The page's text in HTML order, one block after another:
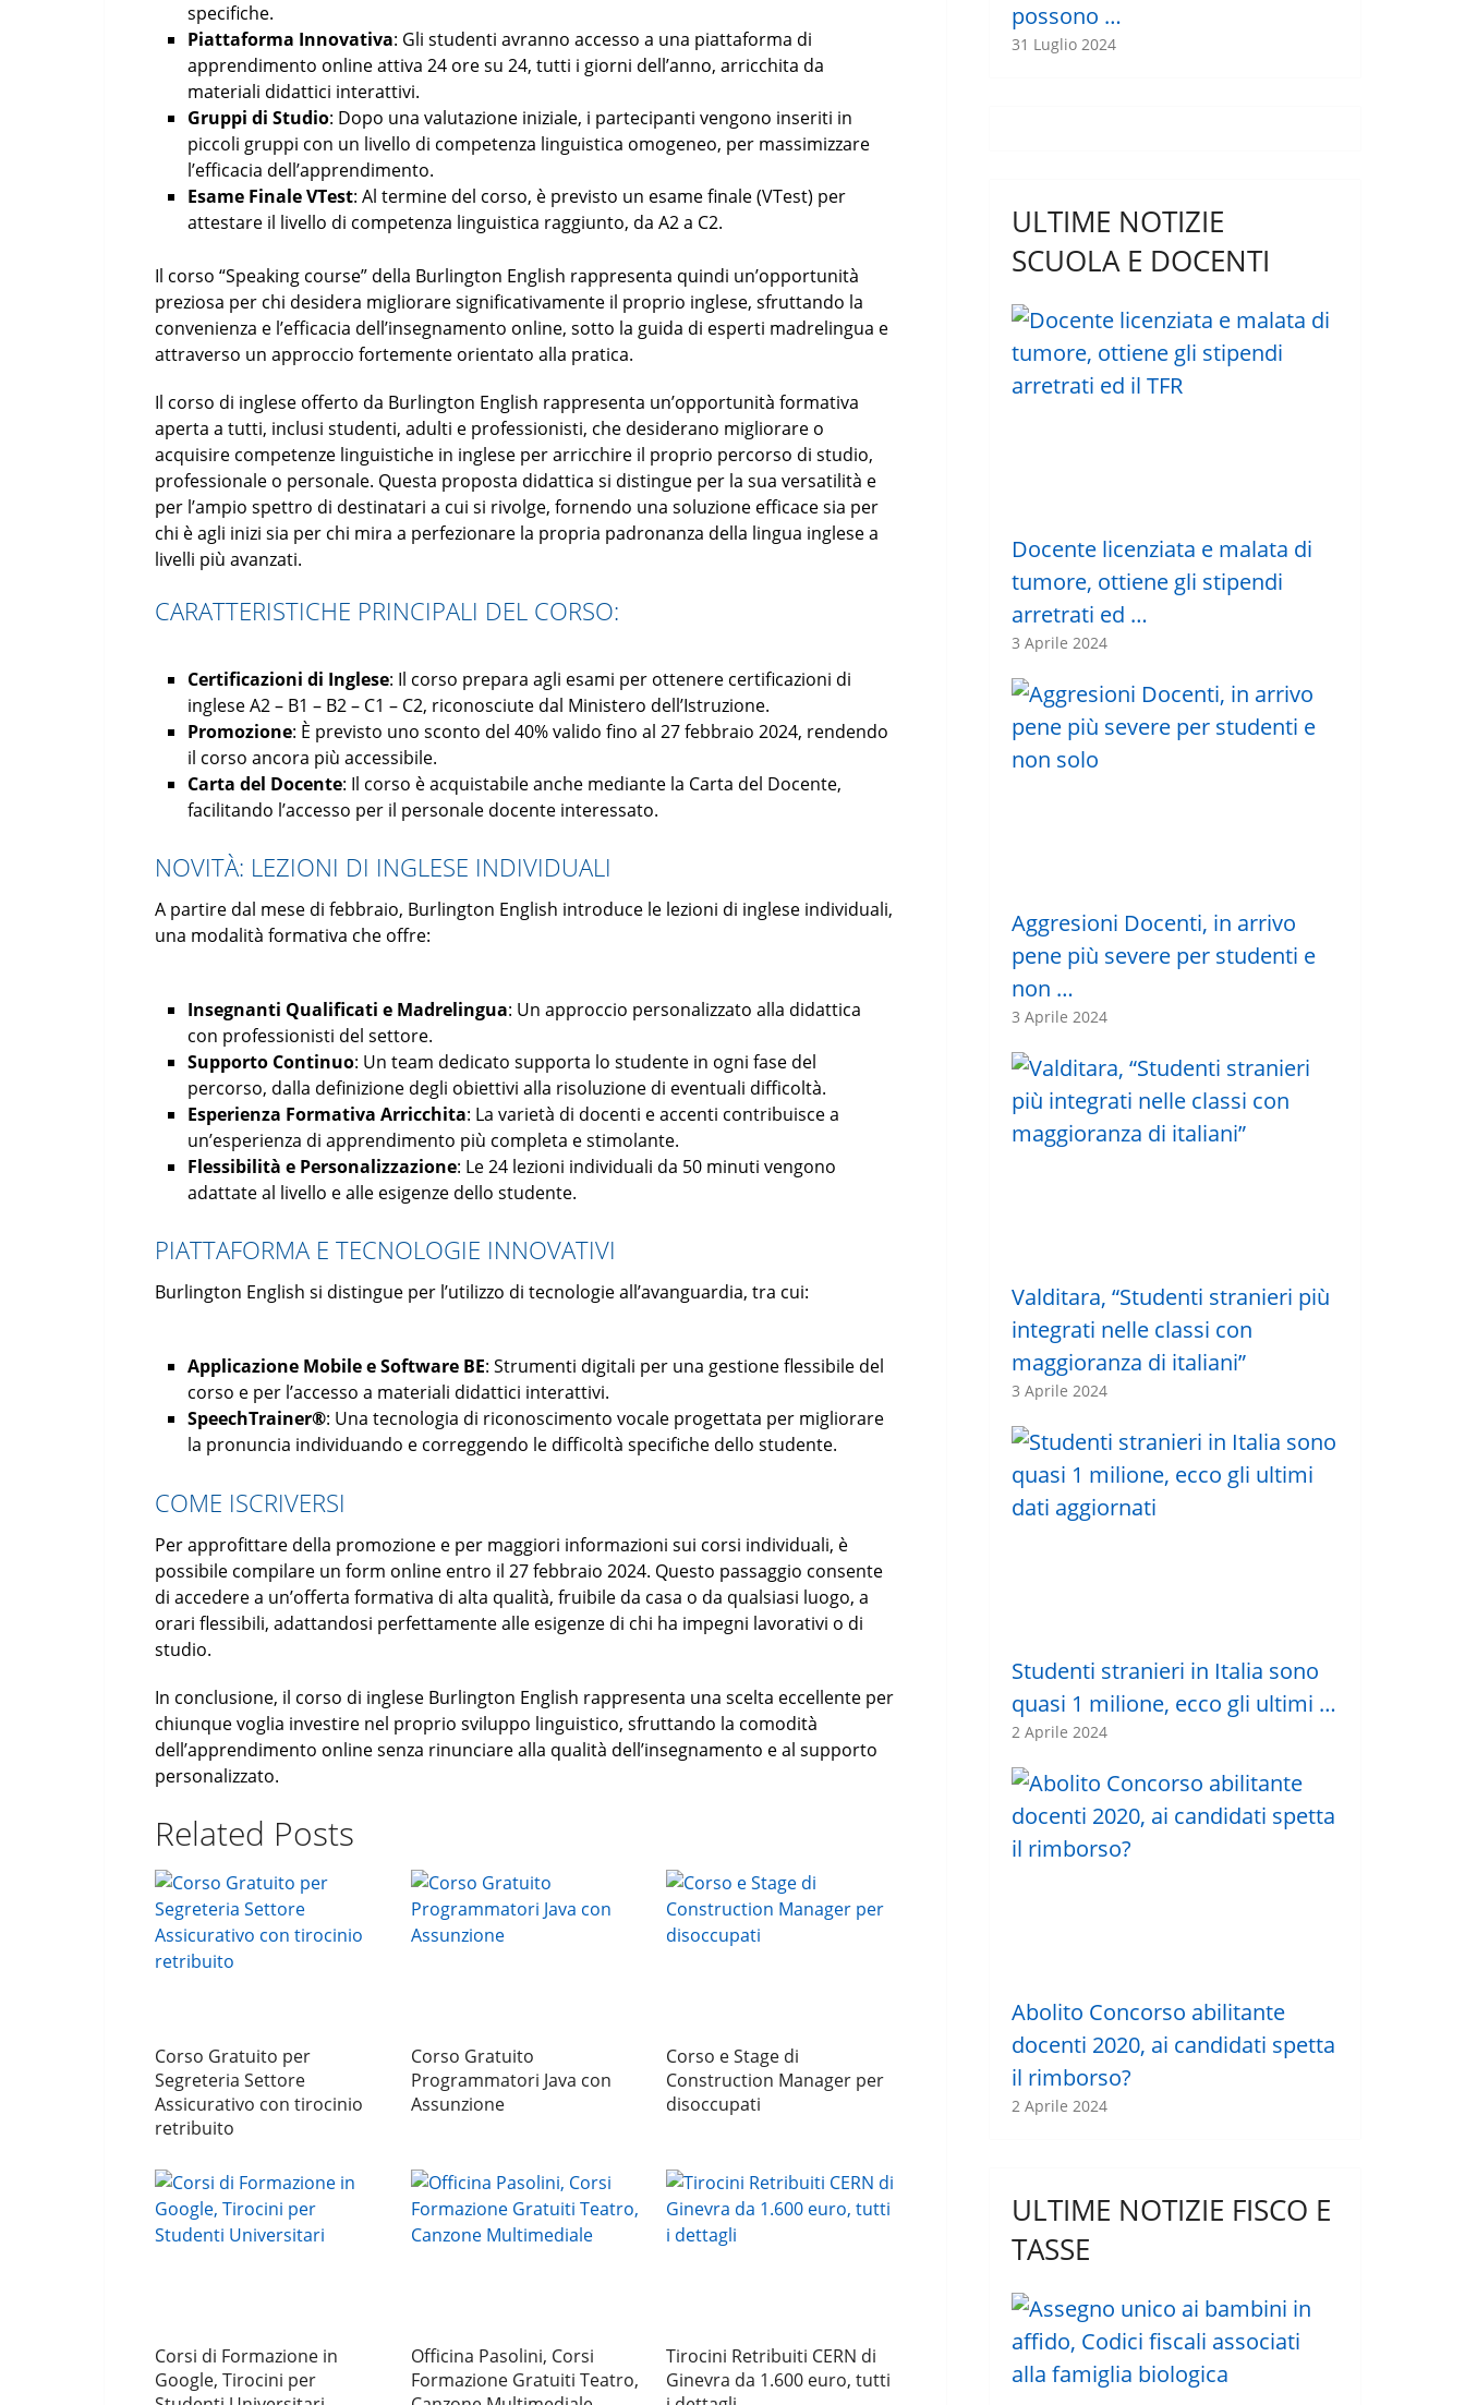
specifiche.
Piattaforma Innovativa: Gli studenti avranno accesso a una piattaforma di
apprendimento online attiva 24 ore su 24, tutti i giorni dell’anno, arricchita da
materiali didattici interattivi.
Gruppi di Studio: Dopo una valutazione iniziale, i partecipanti vengono inseriti in
piccoli gruppi con un livello di competenza linguistica omogeneo, per massimizzare
l’efficacia dell’apprendimento.
Esame Finale VTest: Al termine del corso, è previsto un esame finale (VTest) per
attestare il livello di competenza linguistica raggiunto, da A2 a C2.
Il corso “Speaking course” della Burlington English rappresenta quindi un’opportunità
preziosa per chi desidera migliorare significativamente il proprio inglese, sfruttando la
convenienza e l’efficacia dell’insegnamento online, sotto la guida di esperti madrelingua e
attraverso un approccio fortemente orientato alla pratica.
Il corso di inglese offerto da Burlington English rappresenta un’opportunità formativa
aperta a tutti, inclusi studenti, adulti e professionisti, che desiderano migliorare o
acquisire competenze linguistiche in inglese per arricchire il proprio percorso di studio,
professionale o personale. Questa proposta didattica si distingue per la sua versatilità e
per l’ampio spettro di destinatari a cui si rivolge, fornendo una soluzione efficace sia per
chi è agli inizi sia per chi mira a perfezionare la propria padronanza della lingua inglese a
livelli più avanzati.
CARATTERISTICHE PRINCIPALI DEL CORSO:
Certificazioni di Inglese: Il corso prepara agli esami per ottenere certificazioni di
inglese A2 – B1 – B2 – C1 – C2, riconosciute dal Ministero dell’Istruzione.
Promozione: È previsto uno sconto del 40% valido fino al 27 febbraio 2024, rendendo
il corso ancora più accessibile.
Carta del Docente: Il corso è acquistabile anche mediante la Carta del Docente,
facilitando l’accesso per il personale docente interessato.
NOVITÀ: LEZIONI DI INGLESE INDIVIDUALI
A partire dal mese di febbraio, Burlington English introduce le lezioni di inglese individuali,
una modalità formativa che offre:
Insegnanti Qualificati e Madrelingua: Un approccio personalizzato alla didattica
con professionisti del settore.
Supporto Continuo: Un team dedicato supporta lo studente in ogni fase del
percorso, dalla definizione degli obiettivi alla risoluzione di eventuali difficoltà.
Esperienza Formativa Arricchita: La varietà di docenti e accenti contribuisce a
un’esperienza di apprendimento più completa e stimolante.
Flessibilità e Personalizzazione: Le 24 lezioni individuali da 50 minuti vengono
adattate al livello e alle esigenze dello studente.
PIATTAFORMA E TECNOLOGIE INNOVATIVI
Burlington English si distingue per l’utilizzo di tecnologie all’avanguardia, tra cui:
Applicazione Mobile e Software BE: Strumenti digitali per una gestione flessibile del
corso e per l’accesso a materiali didattici interattivi.
SpeechTrainer®: Una tecnologia di riconoscimento vocale progettata per migliorare
la pronuncia individuando e correggendo le difficoltà specifiche dello studente.
COME ISCRIVERSI
Per approfittare della promozione e per maggiori informazioni sui corsi individuali, è
possibile compilare un form online entro il 27 febbraio 2024. Questo passaggio consente
di accedere a un’offerta formativa di alta qualità, fruibile da casa o da qualsiasi luogo, a
orari flessibili, adattandosi perfettamente alle esigenze di chi ha impegni lavorativi o di
studio.
In conclusione, il corso di inglese Burlington English rappresenta una scelta eccellente per
chiunque voglia investire nel proprio sviluppo linguistico, sfruttando la comodità
dell’apprendimento online senza rinunciare alla qualità dell’insegnamento e al supporto
personalizzato.
Related Posts
Corso Gratuito per
Segreteria Settore
Assicurativo con tirocinio
retribuito
Corso Gratuito
Programmatori Java con
Assunzione
Corso e Stage di
Construction Manager per
disoccupati
Corsi di Formazione in
Google, Tirocini per
Officina Pasolini, Corsi
Formazione Gratuiti Teatro,
Tirocini Retribuiti CERN di
Ginevra da 1.600 euro, tutti
possono …
31 Luglio 2024
ULTIME NOTIZIE
SCUOLA E DOCENTI
Docente licenziata e malata di
tumore, ottiene gli stipendi
arretrati ed …
3 Aprile 2024
Aggresioni Docenti, in arrivo
pene più severe per studenti e
non …
3 Aprile 2024
Valditara, “Studenti stranieri più
integrati nelle classi con
maggioranza di italiani”
3 Aprile 2024
Studenti stranieri in Italia sono
quasi 1 milione, ecco gli ultimi …
2 Aprile 2024
Abolito Concorso abilitante
docenti 2020, ai candidati spetta
il rimborso?
2 Aprile 2024
ULTIME NOTIZIE FISCO E
TASSE